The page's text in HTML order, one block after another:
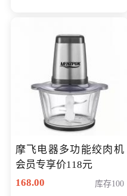
摩飞电器多功能绞肉机
会员专享价118元
168.00
库存100